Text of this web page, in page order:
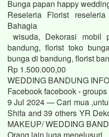
Bunga papan happy
Reseleria Florist
Bahagia
wisuda, Dekorasi mobil
bandung, florist toko
bunga di bandung, florist
Rp 1.500.000,00
WEDDING BANDUNG
Facebook facebook › groups
9 Jul 2024 — Cari mua
Shifa and 39 others YR
MAKEUP/ WEDDING